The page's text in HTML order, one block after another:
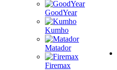
GoodYear
Kumho
Matador
Firemax